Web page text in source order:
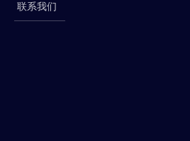
联系我们